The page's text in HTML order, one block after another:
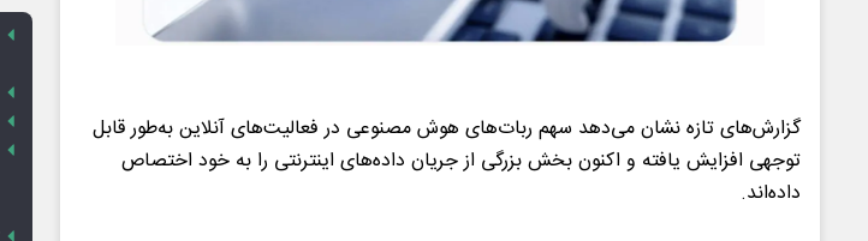
گزارش‌های تازه نشان می‌دهد سهم ربات‌های هوش مصنوعی در فعالیت‌های آنلاین به‌طور قابل
توجهی افزایش یافته و اکنون بخش بزرگی از جریان داده‌های اینترنتی را به خود اختصاص
داده‌اند.